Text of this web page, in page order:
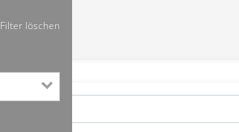
Filter löschen